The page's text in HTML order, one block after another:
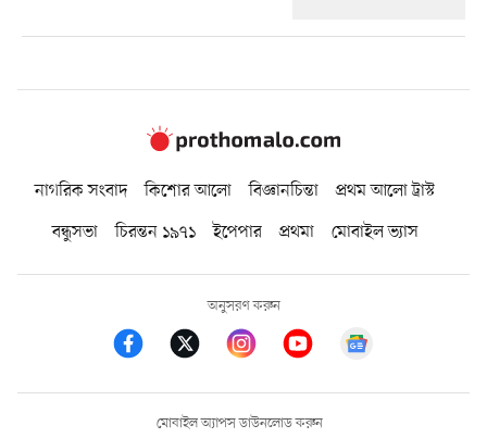
নাগরিক সংবাদ কিশোর আলো বিজ্ঞানচিন্তা
প্রথম আলো ট্রাস্ট
বন্ধুসভা
চিরন্তন ১৯৭১ ইপেপার প্রথমা মোবাইল ভ্যাস
অনুসরণ করুন
মোবাইল অ্যাপস ডাউনলোড করুন